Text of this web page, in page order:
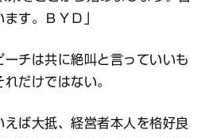
す。ＢＹＤ」
チは共に絶叫と言っていいも
だけではない。
ば大抵、経営者本人を格好良